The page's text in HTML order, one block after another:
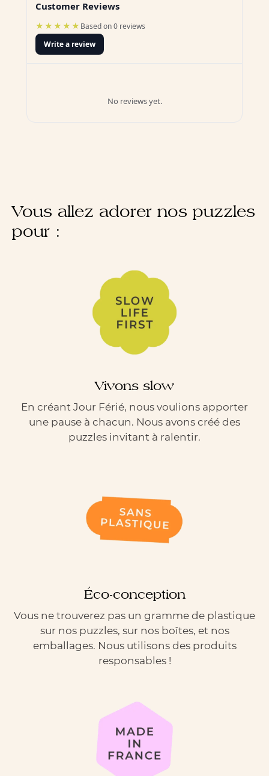
Customer Reviews
★★★★★ Based on 0 reviews
Write a review
No reviews yet.
Vous allez adorer nos puzzles
pour :
Vivons slow
En créant Jour Férié, nous voulions apporter
une pause à chacun. Nous avons créé des
puzzles invitant à ralentir.
Éco-conception
Vous ne trouverez pas un gramme de plastique
sur nos puzzles, sur nos boîtes, et nos
emballages. Nous utilisons des produits
responsables !